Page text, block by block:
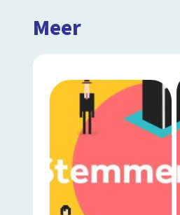
Meer